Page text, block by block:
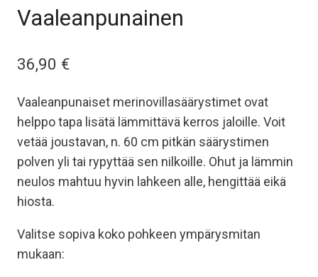
Vaaleanpunainen
36,90 €
Vaaleanpunaiset merinovillasäärystimet ovat
helppo tapa lisätä lämmittävä kerros jaloille. Voit
vetää joustavan, n. 60 cm pitkän säärystimen
polven yli tai rypyttää sen nilkoille. Ohut ja lämmin
neulos mahtuu hyvin lahkeen alle, hengittää eikä
hiosta.
Valitse sopiva koko pohkeen ympärysmitan
mukaan: